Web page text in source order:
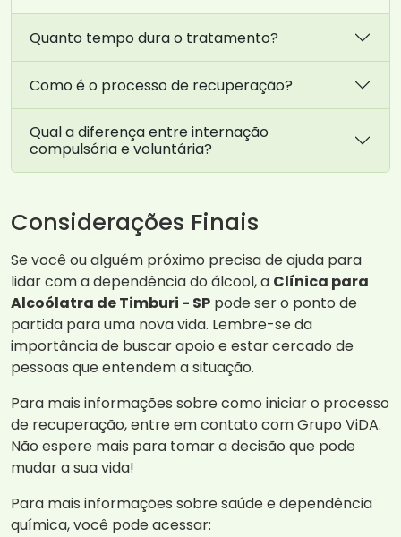
Quanto tempo dura o tratamento?
Como é o processo de recuperação?
Qual a diferença entre internação
compulsória e voluntária?
Considerações Finais
Se você ou alguém próximo precisa de ajuda para
lidar com a dependência do álcool, a Clínica para
Alcoólatra de Timburi - SP pode ser o ponto de
partida para uma nova vida. Lembre-se da
importância de buscar apoio e estar cercado de
pessoas que entendem a situação.
Para mais informações sobre como iniciar o processo
de recuperação, entre em contato com Grupo ViDA.
Não espere mais para tomar a decisão que pode
mudar a sua vida!
Para mais informações sobre saúde e dependência
química, você pode acessar: